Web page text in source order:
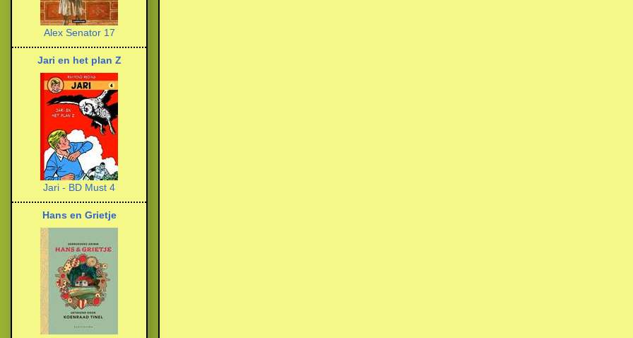
Alex Senator 17
Jari en het plan Z
Jari - BD Must 4
Hans en Grietje